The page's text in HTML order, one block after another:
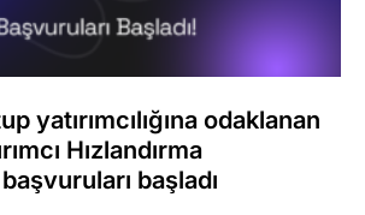
yatırımcılığına odaklanan
Hızlandırma
başvuruları başladı